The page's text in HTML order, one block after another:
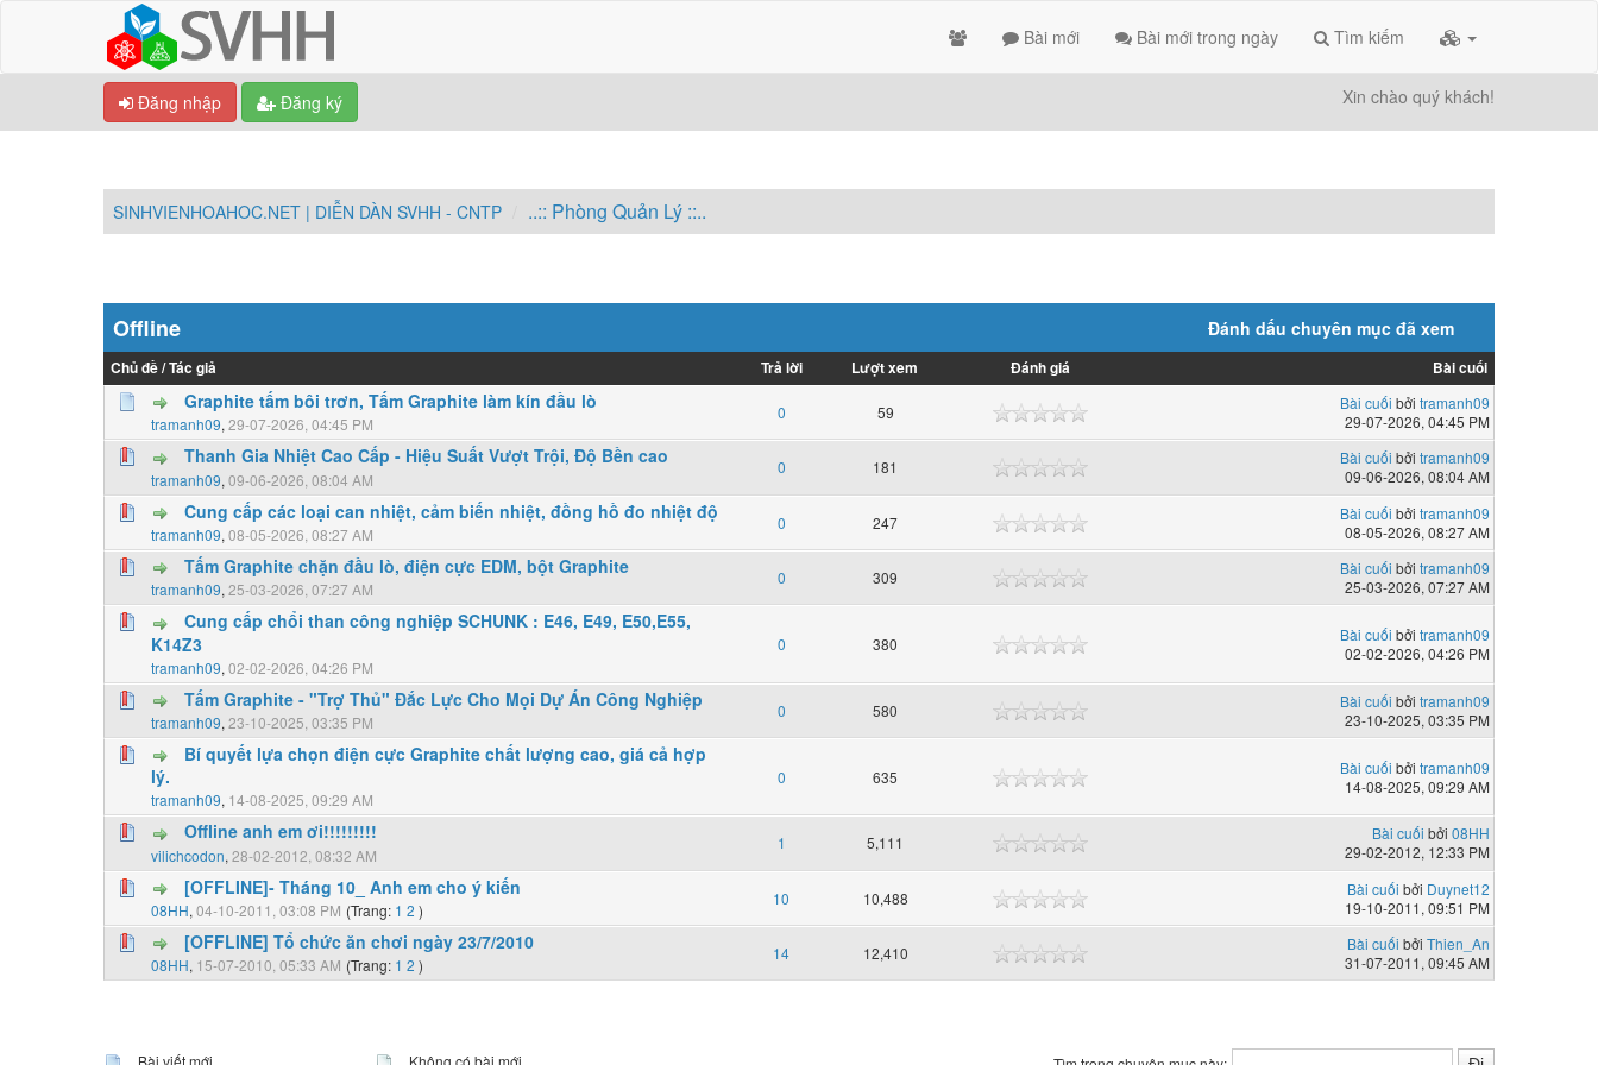
Bài mới Bài mới trong ngày Tìm kiếm
Đăng nhập Đăng ký Xin chào quý khách!
SINHVIENHOAHOC.NET | DIỄN DÀN SVHH - CNTP ..:: Phòng Quản Lý ::..
Offline Đánh dấu chuyên mục đã xem
Chủ đề/Tác giả Trả lời Lượt xem Đánh giá Bài cuối
Graphite tấm bôi trơn, Tấm Graphite làm kín đầu lò
tramanh09, 29-07-2026, 04:45 PM
0 59
0 Vote(s) - 0 vượt quá 5 sao
12345 Bài cuối bởi tramanh09
29-07-2026, 04:45 PM
Thanh Gia Nhiệt Cao Cấp - Hiệu Suất Vượt Trội, Độ Bền cao
tramanh09, 09-06-2026, 08:04 AM
0 181
0 Vote(s) - 0 vượt quá 5 sao
1 234 5 Bài cuối bởi tramanh09
09-06-2026, 08:04 AM
Cung cấp các loại can nhiệt, cảm biến nhiệt, đồng hồ đo nhiệt độ
tramanh09, 08-05-2026, 08:27 AM
0 247
0 Vote(s) - 0 vượt quá 5 sao
12345 Bài cuối bởi tramanh09
08-05-2026, 08:27 AM
Tấm Graphite chặn đầu lò, điện cực EDM, bột Graphite
tramanh09, 25-03-2026, 07:27 AM
0 309
0 Vote(s) - 0 vượt quá 5 sao
1234 5 Bài cuối bởi tramanh09
25-03-2026, 07:27 AM
Cung cấp chổi than công nghiệp SCHUNK : E46, E49, E50,E55,
K14Z3
tramanh09, 02-02-2026, 04:26 PM
0 380 Bài cuối bởi tramanh09
02-02-2026, 04:26 PM
Tấm Graphite - "Trợ Thủ" Đắc Lực Cho Mọi Dự Án Công Nghiệp
tramanh09, 23-10-2025, 03:35 PM
0 580
0 Vote(s) - 0 vượt quá 5 sao
12345 Bài cuối bởi tramanh09
23-10-2025, 03:35 PM
Bí quyết lựa chọn điện cực Graphite chất lượng cao, giá cả hợp
lý.
tramanh09, 14-08-2025, 09:29 AM
0 635 Bài cuối bởi tramanh09
14-08-2025, 09:29 AM
Offline anh em ơi!!!!!!!!!
vilichcodon, 28-02-2012, 08:32 AM
1 5,111
0 Vote(s) - 0 vượt quá 5 sao Bài cuối bởi 08HH
29-02-2012, 12:33 PM
[OFFLINE]- Tháng 10_ Anh em cho ý kiến
08HH, 04-10-2011, 03:08 PM (Trang: 1 2 )
10 10,488
0 Vote(s) - 0 vượt quá 5 sao
123 45 Bài cuối bởi Duynet12
19-10-2011, 09:51 PM
[OFFLINE] Tổ chức ăn chơi ngày 23/7/2010
08HH, 15-07-2010, 05:33 AM (Trang: 1 2 )
14 12,410
0 Vote(s) - 0 vượt quá 5 sao
12345 Bài cuối bởi Thien_An
31-07-2011, 09:45 AM